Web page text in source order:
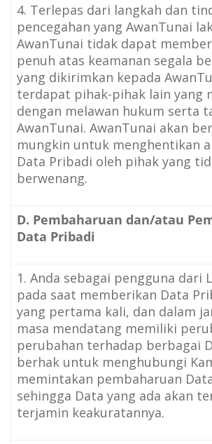
4. Terlepas dari langkah dan
pencegahan yang AwanTunai
AwanTunai tidak dapat
penuh atas keamanan segala
yang dikirimkan kepada
terdapat pihak-pihak lain yang
dengan melawan hukum serta
AwanTunai. AwanTunai akan
mungkin untuk menghentikan
Data Pribadi oleh pihak yang
berwenang.
D. Pembaharuan dan/atau
Data Pribadi
1. Anda sebagai pengguna dari
pada saat memberikan Data
yang pertama kali, dan dalam
masa mendatang memiliki
perubahan terhadap berbagai
berhak untuk menghubungi
memintakan pembaharuan
sehingga Data yang ada akan
terjamin keakuratannya.